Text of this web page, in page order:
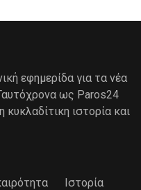
εφημερίδα για τα νέα
ως Paros24
ιστορία και
Ιστορία